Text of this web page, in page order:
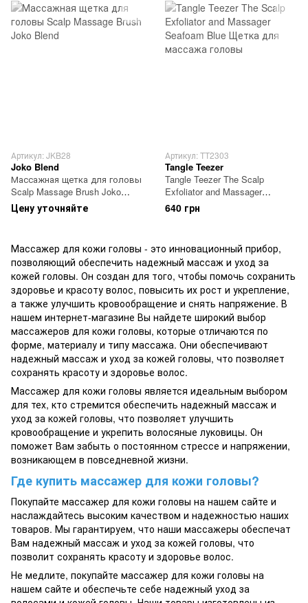
Артикул: JKB28
Joko Blend
Массажная щетка для головы
Scalp Massage Brush Joko
Blend
Цену уточняйте
Артикул: TT2303
Tangle Teezer
Tangle Teezer The Scalp
Exfoliator and Massager
Seafoam Blue Щетка для
массажа головы
640 грн
Массажер для кожи головы - это инновационный прибор,
позволяющий обеспечить надежный массаж и уход за
кожей головы. Он создан для того, чтобы помочь сохранить
здоровье и красоту волос, повысить их рост и укрепление,
а также улучшить кровообращение и снять напряжение. В
нашем интернет-магазине Вы найдете широкий выбор
массажеров для кожи головы, которые отличаются по
форме, материалу и типу массажа. Они обеспечивают
надежный массаж и уход за кожей головы, что позволяет
сохранять красоту и здоровье волос.
Массажер для кожи головы является идеальным выбором
для тех, кто стремится обеспечить надежный массаж и
уход за кожей головы, что позволяет улучшить
кровообращение и укрепить волосяные луковицы. Он
поможет Вам забыть о постоянном стрессе и напряжении,
возникающем в повседневной жизни.
Где купить массажер для кожи головы?
Покупайте массажер для кожи головы на нашем сайте и
наслаждайтесь высоким качеством и надежностью наших
товаров. Мы гарантируем, что наши массажеры обеспечат
Вам надежный массаж и уход за кожей головы, что
позволит сохранять красоту и здоровье волос.
Не медлите, покупайте массажер для кожи головы на
нашем сайте и обеспечьте себе надежный уход за